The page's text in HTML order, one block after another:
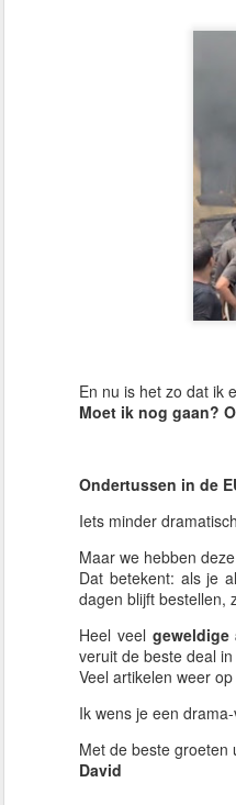
En nu is het zo dat ik
Moet ik nog gaan?
Ondertussen in de
Iets minder
Maar we hebben
Dat betekent: als je
dagen blijft bestellen,
Heel veel geweldige
veruit de beste deal in
Veel artikelen weer
Ik wens je een
Met de beste groeten
David